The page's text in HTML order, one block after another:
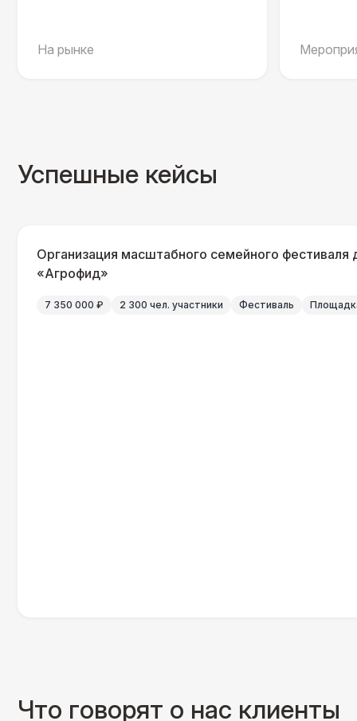
На рынке
Успешные кейсы
Организация масштабного семейного фестиваля
«Агрофид»
7 350 000 ₽ 2 300 чел. участники Фестиваль
Что говорят о нас клиенты